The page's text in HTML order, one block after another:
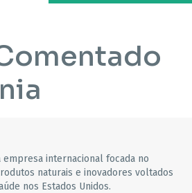
empresa internacional focada no
naturais e inovadores voltados
nos Estados Unidos.